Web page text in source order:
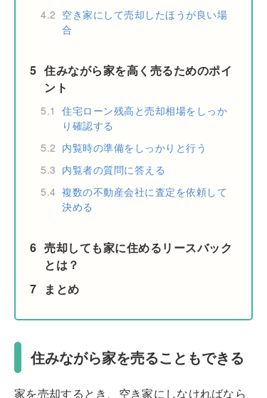
4.2 空き家にして売却したほうが良い場
合
5 住みながら家を高く売るためのポイ
ント
5.1 住宅ローン残高と売却相場をしっか
り確認する
5.2 内覧時の準備をしっかりと行う
5.3 内覧者の質問に答える
5.4 複数の不動産会社に査定を依頼して
決める
6 売却しても家に住めるリースバック
とは？
7
まとめ
住みながら家を売ることもできる
家を売却するとき、空き家にしなければなら